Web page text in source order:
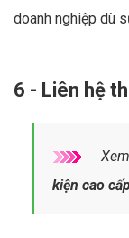
doanh nghiệp dù
6 - Liên hệ
kiện cao